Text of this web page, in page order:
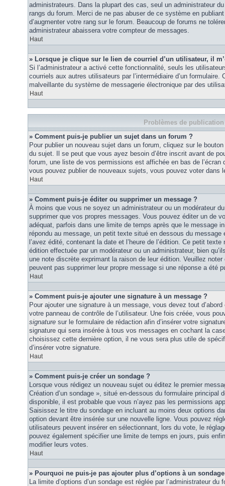
administrateurs. Dans la plupart des cas, seul un administrateur
rangs du forum. Merci de ne pas abuser de ce système en
d’augmenter votre rang sur le forum. Beaucoup de forums ne
administrateur abaissera votre compteur de messages.
Haut
» Lorsque je clique sur le lien de courriel d’un utilisateur, il
Si l’administrateur a activé cette fonctionnalité, seuls les
courriels aux autres utilisateurs par l’intermédiaire d’un formulaire.
malveillante du système de messagerie électronique par des
Haut
Problèmes de publication
» Comment puis-je publier un sujet dans un forum ?
Pour publier un nouveau sujet dans un forum, cliquez sur le
du sujet. Il se peut que vous ayez besoin d’être inscrit avant de
forum, une liste de vos permissions est affichée en bas de
vous pouvez publier de nouveaux sujets, vous pouvez voter dans
Haut
» Comment puis-je éditer ou supprimer un message ?
À moins que vous ne soyez un administrateur ou un modérateur
supprimer que vos propres messages. Vous pouvez éditer un de
adéquat, parfois dans une limite de temps après que le message
répondu au message, un petit texte situé en dessous du message
l’avez édité, contenant la date et l’heure de l’édition. Ce petit texte
édition effectuée par un modérateur ou un administrateur, bien
une note discrète exprimant la raison de leur édition. Veuillez
peuvent pas supprimer leur propre message si une réponse a été
Haut
» Comment puis-je ajouter une signature à un message ?
Pour ajouter une signature à un message, vous devez tout d’abord
votre panneau de contrôle de l’utilisateur. Une fois créée, vous
signature sur le formulaire de rédaction afin d’insérer votre
signature qui sera insérée à tous vos messages en cochant la
choisissez cette dernière option, il ne vous sera plus utile de
d’insérer votre signature.
Haut
» Comment puis-je créer un sondage ?
Lorsque vous rédigez un nouveau sujet ou éditez le premier
Création d’un sondage », situé en-dessous du formulaire principal
disponible, il est probable que vous n’ayez pas les permissions
Saisissez le titre du sondage en incluant au moins deux options
option devant être insérée sur une nouvelle ligne. Vous pouvez
utilisateurs peuvent insérer en sélectionnant, lors du vote, le
pouvez également spécifier une limite de temps en jours, puis
modifier leurs votes.
Haut
» Pourquoi ne puis-je pas ajouter plus d’options à un
La limite d’options d’un sondage est réglée par l’administrateur